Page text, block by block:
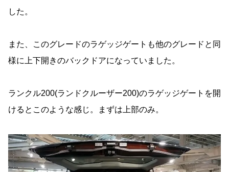
した。
また、このグレードのラゲッジゲートも他のグレードと同
様に上下開きのバックドアになっていました。
ランクル200(ランドクルーザー200)のラゲッジゲートを開
けるとこのような感じ。まずは上部のみ。